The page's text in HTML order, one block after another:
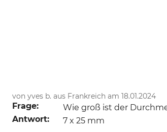
von yves b. aus Frankreich am 18.01.2024
Frage:
Wie groß ist der
Antwort:
7 x 25 mm